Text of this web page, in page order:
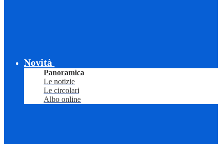
Novità
Panoramica
Le notizie
Le circolari
Albo online